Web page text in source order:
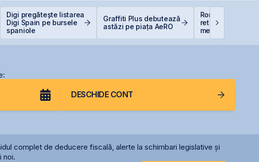
Digi pregătește listarea
Digi Spain pe bursele
spaniole
Graffiti Plus debutează
astăzi pe piața AeRO
România evită
retrogradarea,
menține ratingul
României la BBB-
DESCHIDE CONT
complet de deducere fiscală, alerte la schimbari legislative și
noi.